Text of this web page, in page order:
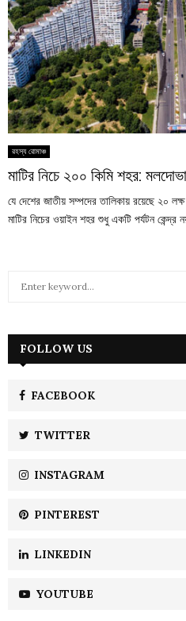
রহস্য রোমাঞ্চ
মাটির নিচে ২০০ কিমি শহর:
যে দেশের জাতীয় সম্পদের তালিকায় রয়েছে ২০
মাটির নিচের ওয়াইন শহর শুধু একটি পর্যটন কেন্দ্র
h
FOLLOW US
FACEBOOK
TWITTER
INSTAGRAM
PINTEREST
LINKEDIN
YOUTUBE